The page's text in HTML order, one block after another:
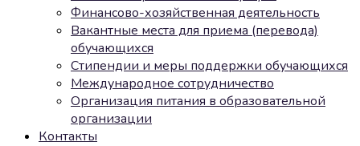
Финансово-хозяйственная деятельность
Вакантные места для приема (перевода)
обучающихся
Стипендии и меры поддержки обучающихся
Международное сотрудничество
Организация питания в образовательной
организации
Контакты